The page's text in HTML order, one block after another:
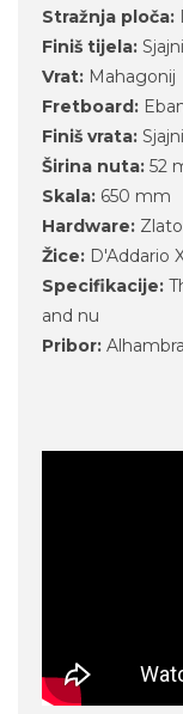
Stražnja ploča:
Finiš tijela: Sjajni
Vrat: Mahagonij
Fretboard:
Finiš vrata: Sjajni
Širina nuta: 52
Skala: 650 mm
Hardware: Zlato
Žice: D'Addario
Specifikacije:
and nu
Pribor: